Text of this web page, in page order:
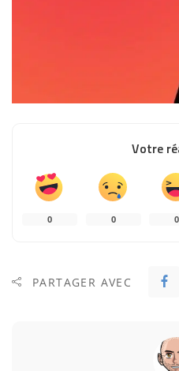
Votre
0 0 0
PARTAGER AVEC